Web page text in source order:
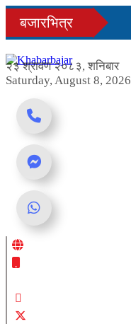
Skip
content
बजारभित्र
२३ श्रावण २०८३, शनिबार
Saturday, August 8, 2026
Online News Portal